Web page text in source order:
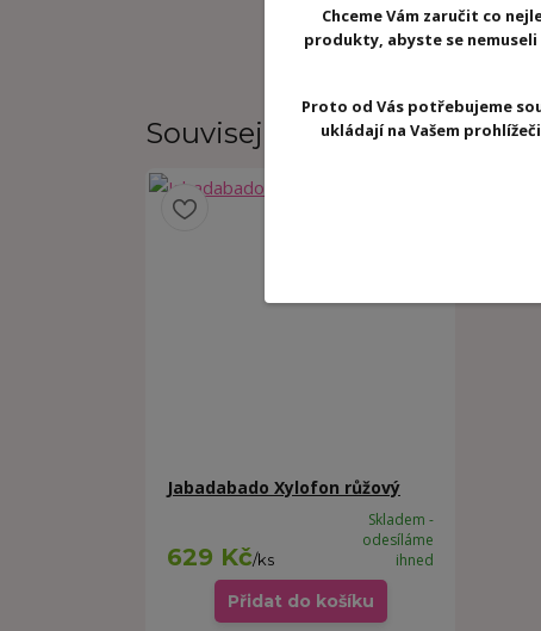
Související zboží 1
Jabadabado Xylofon růžový
629 Kč/ks
Skladem -
odesíláme
ihned
Přidat do košíku
Chceme Vám zaručit co
produkty, abyste se
Proto od Vás potřebujeme
ukládají na Vašem